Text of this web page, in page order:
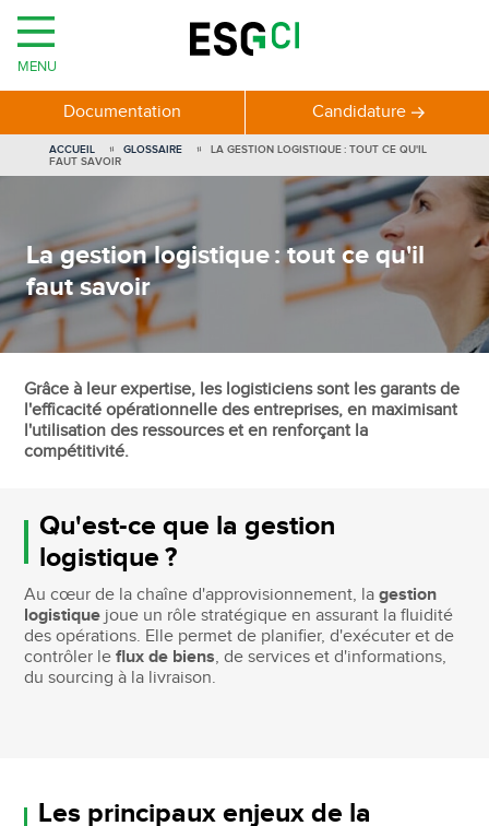
La gestion logistique : tout ce qu'il
faut savoir
ACCUEIL GLOSSAIRE
LA GESTION LOGISTIQUE : TOUT CE QU'IL
FAUT SAVOIR
Grâce à leur expertise, les logisticiens sont les garants de
l'efficacité opérationnelle des entreprises, en maximisant
l'utilisation des ressources et en renforçant la
compétitivité.
Qu'est-ce que la gestion
logistique ?
Au cœur de la chaîne d'approvisionnement, lagestion
logistique joue un rôle stratégique en assurant la fluidité
des opérations. Elle permet de planifier, d'exécuter et de
contrôler leflux de biens, de services et d'informations,
du sourcing à la livraison.
Les principaux enjeux de la
MENU
Documentation Candidature